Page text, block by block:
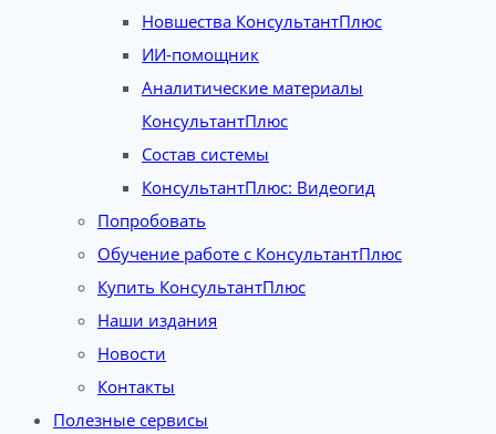
Новшества КонсультантПлюс
ИИ-помощник
Аналитические материалы
КонсультантПлюс
Состав системы
КонсультантПлюс: Видеогид
Попробовать
Обучение работе с КонсультантПлюс
Купить КонсультантПлюс
Наши издания
Новости
Контакты
Полезные сервисы